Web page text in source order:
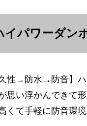
イパワーダン
久性→防水→防音】
思い浮かんできて
くて手軽に防音環